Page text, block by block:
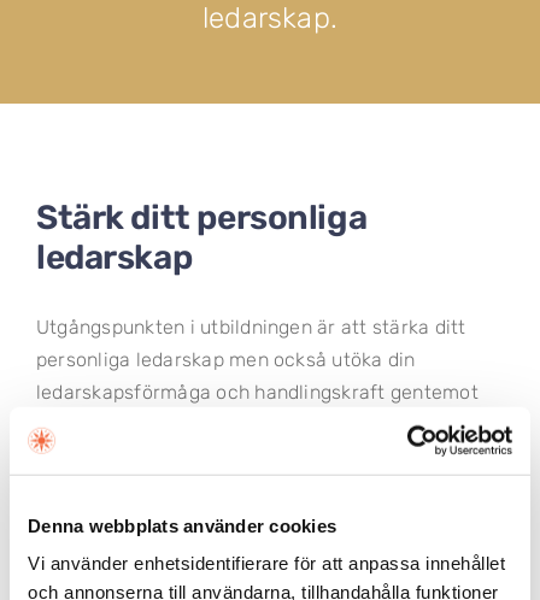
Denna webbplats använder cookies
Vi använder enhetsidentifierare för att anpassa innehållet
och annonserna till användarna, tillhandahålla funktioner
ledarskap.
Stärk ditt personliga
ledarskap
Utgångspunkten i utbildningen är att stärka ditt
personliga ledarskap men också utöka din
ledarskapsförmåga och handlingskraft gentemot
medarbetare. Genom att lära mer om dig själv,
reflektera och få användbara verktyg kommer
också utvecklas och göra dem mer beredda och
rustade inför kommande framtida utmaningar.